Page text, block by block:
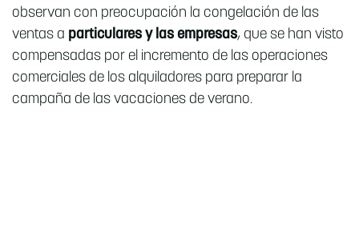
observan con preocupación la congelación de las
ventas a particulares y las empresas, que se han visto
compensadas por el incremento de las operaciones
comerciales de los alquiladores para preparar la
campaña de las vacaciones de verano.